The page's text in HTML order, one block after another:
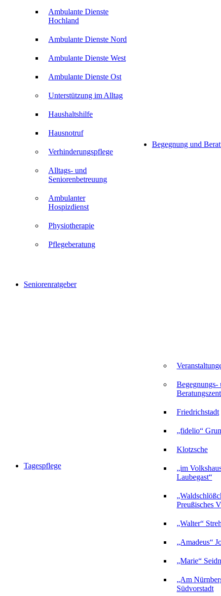
Seniorenratgeber
Ambulante Dienste
Hochland
Ambulante Dienste Nord
Ambulante Dienste West
Ambulante Dienste Ost
Unterstützung im Alltag
Haushaltshilfe
Hausnotruf
Verhinderungspflege
Alltags- und
Seniorenbetreuung
Ambulanter
Hospizdienst
Physiotherapie
Pflegeberatung
Tagespflege
Begegnung und
Begegnungs-
Friedrichstadt
„fidelio“
Klotzsche
„im
Laubegast“
Preußisches
„Walter“
„Amadeus“
„Marie“
„Am
Südvorstadt